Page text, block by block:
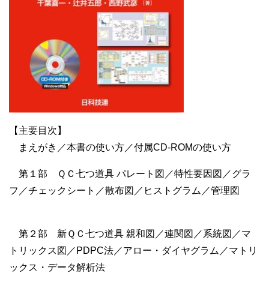
【主要目次】
まえがき／本書の使い方／付属CD‐ROMの使い方
第１部 ＱＣ七つ道具 パレート図／特性要因図／グラ
フ／チェックシート／散布図／ヒストグラム／管理図
第２部 新ＱＣ七つ道具 親和図／連関図／系統図／マ
トリックス図／PDPC法／アロー・ダイヤグラム／マトリ
ックス・データ解析法